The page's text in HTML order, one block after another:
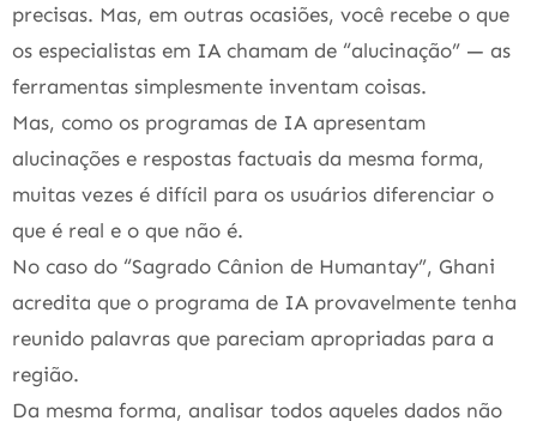
precisas. Mas, em outras ocasiões, você recebe o que
os especialistas em IA chamam de “alucinação” — as
ferramentas simplesmente inventam coisas.
Mas, como os programas de IA apresentam
alucinações e respostas factuais da mesma forma,
muitas vezes é difícil para os usuários diferenciar o
que é real e o que não é.
No caso do “Sagrado Cânion de Humantay”, Ghani
acredita que o programa de IA provavelmente tenha
reunido palavras que pareciam apropriadas para a
região.
Da mesma forma, analisar todos aqueles dados não